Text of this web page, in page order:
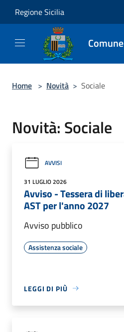
Regione Sicilia
Home > Novità > Sociale
Novità: Sociale
AVVISI
31 LUGLIO 2026
Avviso - Tessera di
AST per l'anno 2027
Avviso pubblico
Assistenza sociale
LEGGI DI PIÙ